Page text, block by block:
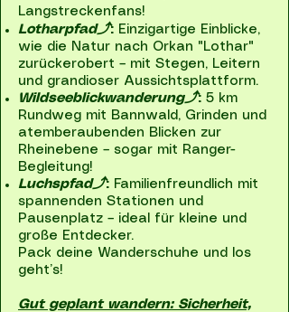
Langstreckenfans!
Lotharpfad⤴: Einzigartige Einblicke,
wie die Natur nach Orkan "Lothar"
zurückerobert – mit Stegen, Leitern
und grandioser Aussichtsplattform.
Wildseeblickwanderung⤴: 5 km
Rundweg mit Bannwald, Grinden und
atemberaubenden Blicken zur
Rheinebene – sogar mit Ranger-
Begleitung!
Luchspfad⤴: Familienfreundlich mit
spannenden Stationen und
Pausenplatz – ideal für kleine und
große Entdecker.
Pack deine Wanderschuhe und los
geht’s!
Gut geplant wandern: Sicherheit,